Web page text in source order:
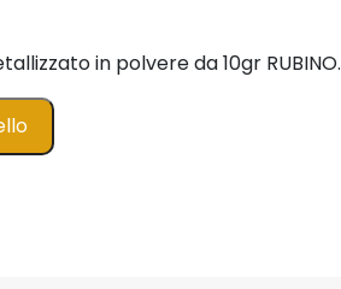
in polvere da 10gr RUBINO.